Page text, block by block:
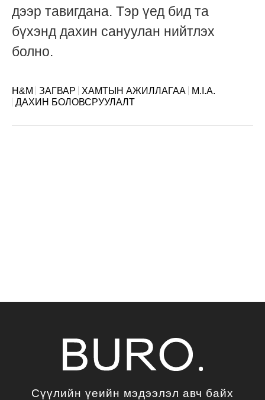
дээр тавигдана. Тэр үед бид та
бүхэнд дахин сануулан нийтлэх
болно.
H&M ЗАГВАР ХАМТЫН АЖИЛЛАГАА
M.I.A.
ДАХИН БОЛОВСРУУЛАЛТ
Сүүлийн үеийн мэдээлэл авч байх